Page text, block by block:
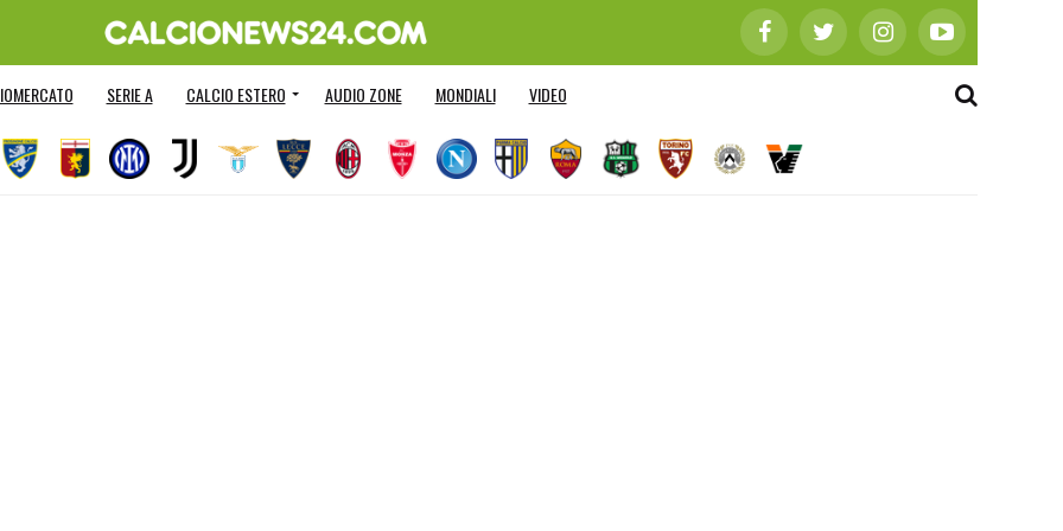
SERIE A CALCIO ESTERO AUDIO ZONE MONDIALI VIDEO